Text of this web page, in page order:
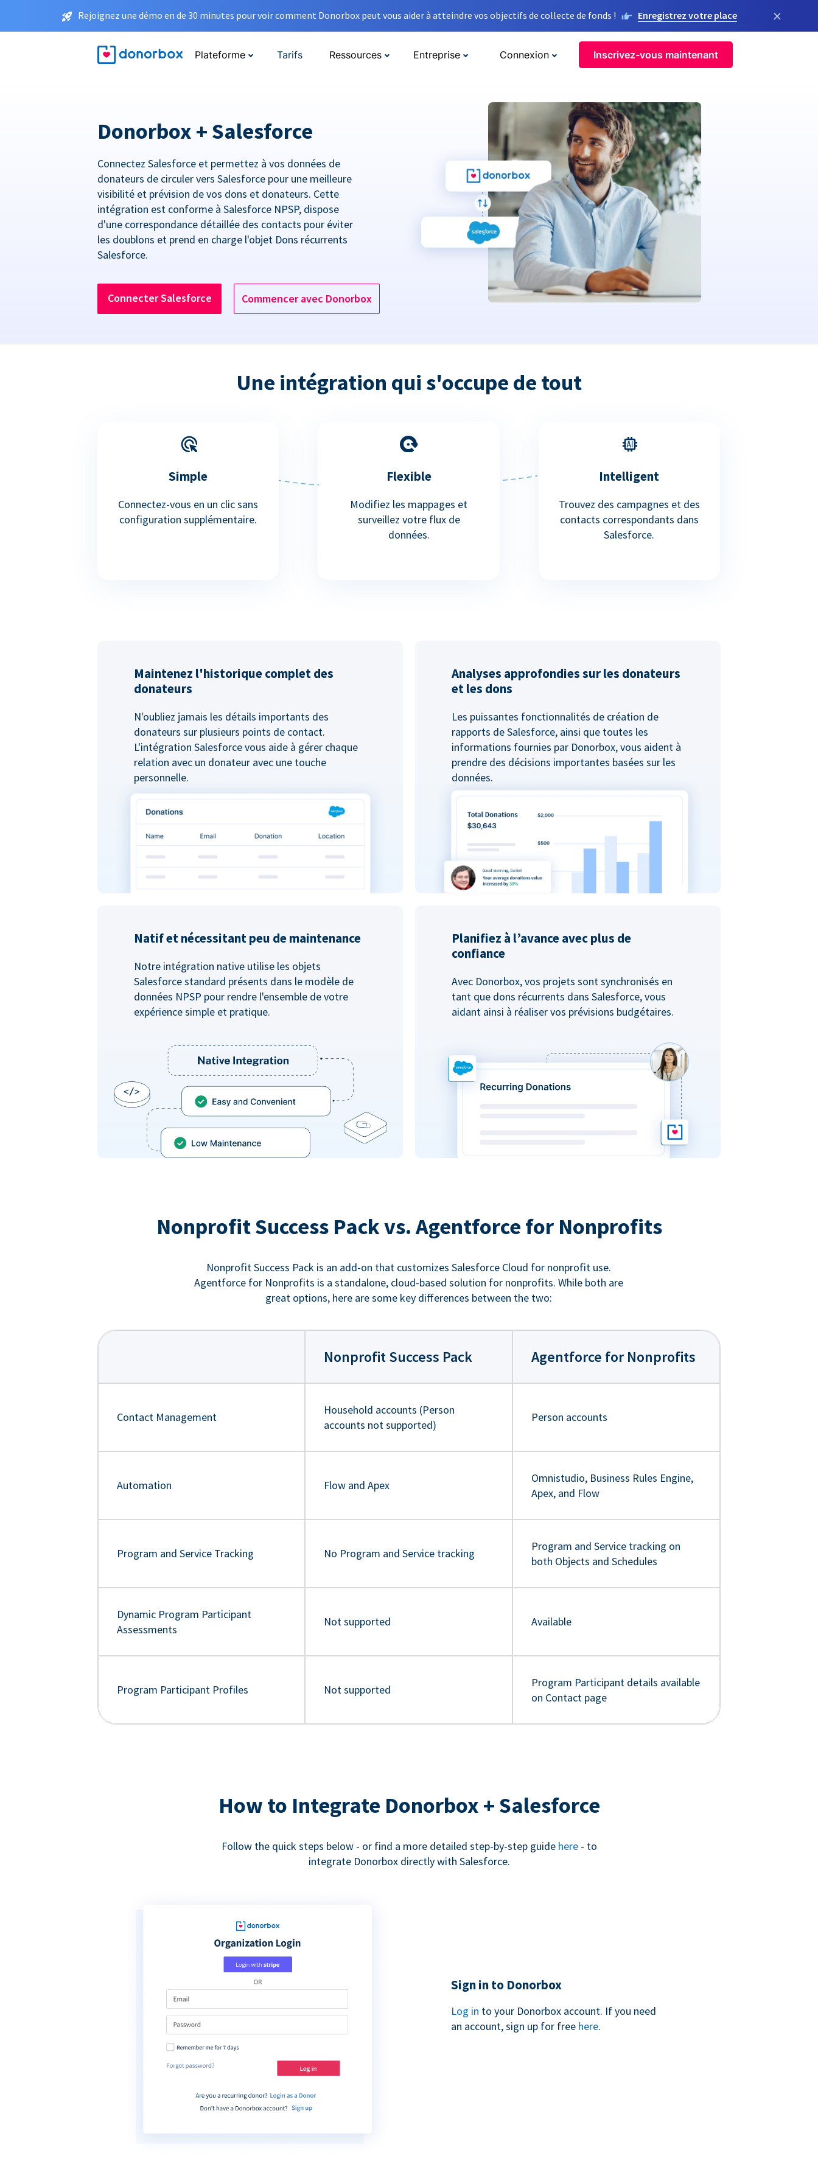
Rejoignez une démo en de 30 minutes pour voir comment Donorbox peut vous aider à atteindre vos objectifs de collecte de fonds ! Enregistrez votre place ×
Plateforme Tarifs Ressources Entreprise Connexion Inscrivez-vous maintenant
Donorbox + Salesforce
Connectez Salesforce et permettez à vos données de
donateurs de circuler vers Salesforce pour une meilleure
visibilité et prévision de vos dons et donateurs. Cette
intégration est conforme à Salesforce NPSP, dispose
d'une correspondance détaillée des contacts pour éviter
les doublons et prend en charge l'objet Dons récurrents
Salesforce.
Connecter Salesforce Commencer avec Donorbox
Une intégration qui s'occupe de tout
Simple
Connectez-vous en un clic sans
configuration supplémentaire.
Flexible
Modifiez les mappages et
surveillez votre flux de
données.
Intelligent
Trouvez des campagnes et des
contacts correspondants dans
Salesforce.
Maintenez l'historique complet des
donateurs
N'oubliez jamais les détails importants des
donateurs sur plusieurs points de contact.
L'intégration Salesforce vous aide à gérer chaque
relation avec un donateur avec une touche
personnelle.
Analyses approfondies sur les donateurs
et les dons
Les puissantes fonctionnalités de création de
rapports de Salesforce, ainsi que toutes les
informations fournies par Donorbox, vous aident à
prendre des décisions importantes basées sur les
données.
Natif et nécessitant peu de maintenance
Notre intégration native utilise les objets
Salesforce standard présents dans le modèle de
données NPSP pour rendre l'ensemble de votre
expérience simple et pratique.
Planifiez à l’avance avec plus de
confiance
Avec Donorbox, vos projets sont synchronisés en
tant que dons récurrents dans Salesforce, vous
aidant ainsi à réaliser vos prévisions budgétaires.
Nonprofit Success Pack vs. Agentforce for Nonprofits
Nonprofit Success Pack is an add-on that customizes Salesforce Cloud for nonprofit use.
Agentforce for Nonprofits is a standalone, cloud-based solution for nonprofits. While both are
great options, here are some key differences between the two:
Nonprofit Success Pack Agentforce for Nonprofits
Contact Management
Household accounts (Person
accounts not supported)
Person accounts
Automation Flow and Apex
Omnistudio, Business Rules Engine,
Apex, and Flow
Program and Service Tracking No Program and Service tracking
Program and Service tracking on
both Objects and Schedules
Dynamic Program Participant
Assessments
Not supported Available
Program Participant Profiles Not supported
Program Participant details available
on Contact page
How to Integrate Donorbox + Salesforce
Follow the quick steps below - or find a more detailed step-by-step guide here- to
integrate Donorbox directly with Salesforce.
Sign in to Donorbox
Log in to your Donorbox account. If you need
an account, sign up for free here.